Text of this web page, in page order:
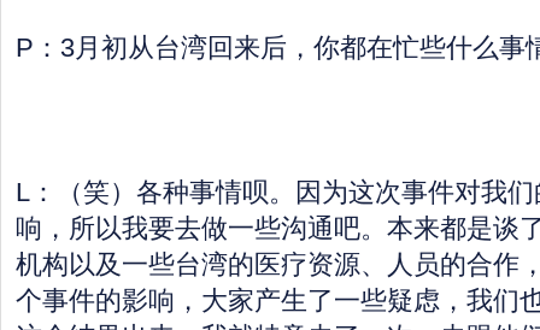
P：3月初从台湾回来后，你都在忙些什么事
L：（笑）各种事情呗。因为这次事件对我
响，所以我要去做一些沟通吧。本来都是谈
机构以及一些台湾的医疗资源、人员的合作
个事件的影响，大家产生了一些疑虑，我们